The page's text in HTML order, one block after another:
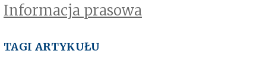
Informacja prasowa
TAGI ARTYKUŁU